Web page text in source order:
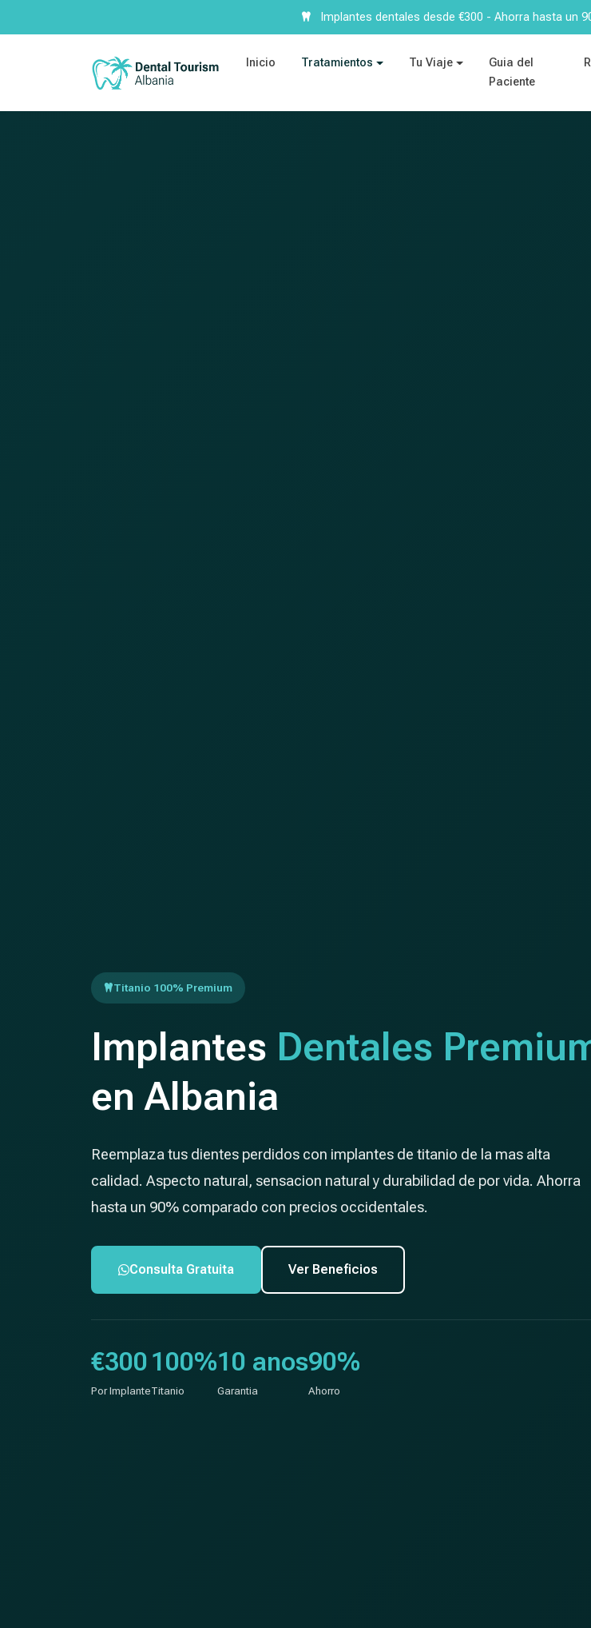
Implantes dentales desde €300 - Ahorra hasta un
Inicio Tratamientos Tu Viaje
Guia del
Paciente
Titanio 100% Premium
Implantes Dentales
en Albania
Reemplaza tus dientes perdidos con implantes de titanio de la mas alta
calidad. Aspecto natural, sensacion natural y durabilidad de por vida. Ahorra
hasta un 90% comparado con precios occidentales.
Consulta Gratuita Ver Beneficios
€300
Por Implante
100%
Titanio
10 anos
Garantia
90%
Ahorro